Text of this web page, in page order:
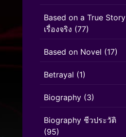
Based on a True Story
เรื่องจริง (77)
Based on Novel (17)
Betrayal (1)
Biography (3)
Biography ชีวประวัติ
(95)